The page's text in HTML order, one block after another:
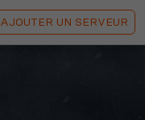
AJOUTER UN SERVEUR